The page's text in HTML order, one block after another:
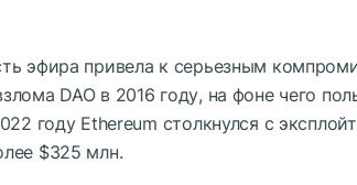
эфира привела к серьезным
DAO в 2016 году, на фоне чего
году Ethereum столкнулся с
$325 млн.